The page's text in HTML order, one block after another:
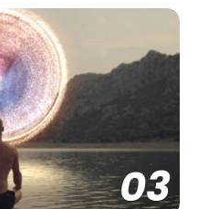
03